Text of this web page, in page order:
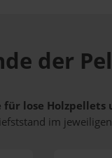
der
lose Holzpellets
im